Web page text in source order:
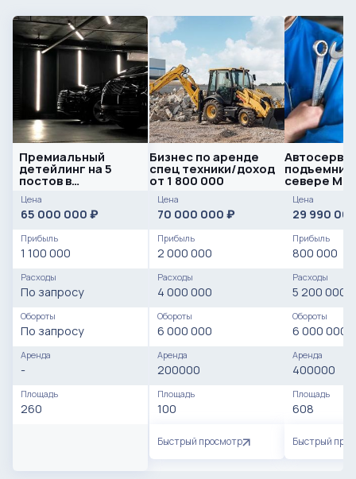
Премиальный
детейлинг на 5
постов в
собственность
Цена
65 000 000 ₽
Прибыль
1 100 000
Расходы
По запросу
Обороты
По запросу
Аренда
-
Площадь
260
Бизнес по аренде
спец техники/доход
от 1 800 000
Цена
70 000 000 ₽
Прибыль
2 000 000
Расходы
4 000 000
Обороты
6 000 000
Аренда
200000
Площадь
100
Быстрый просмотр
севере
Цена
29 990
Прибыль
800 000
Расходы
5 200 000
Обороты
6 000 000
Аренда
400000
Площадь
608
Быстрый